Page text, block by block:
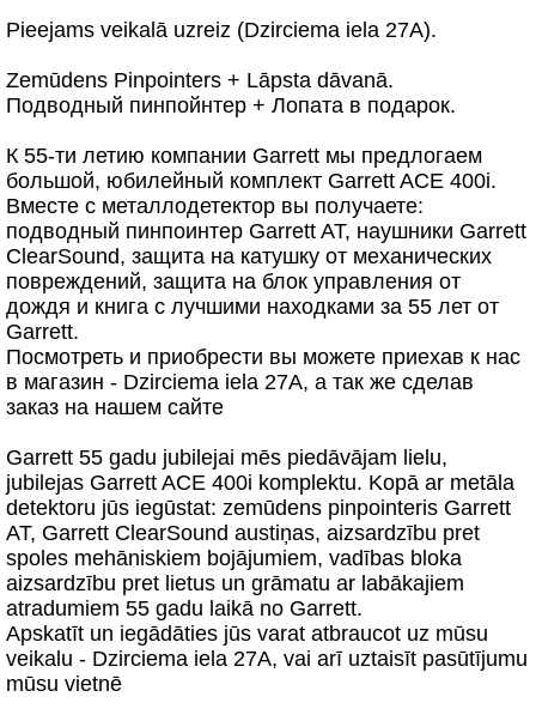
Pieejams veikalā uzreiz (Dzirciema iela 27A).
Zemūdens Pinpointers + Lāpsta dāvanā.
Подводный пинпойнтер + Лопата в подарок.
К 55-ти летию компании Garrett мы предлогаем
большой, юбилейный комплект Garrett ACE 400i.
Вместе с металлодетектор вы получаете:
подводный пинпоинтер Garrett AT, наушники Garrett
ClearSound, защита на катушку от механических
повреждений, защита на блок управления от
дождя и книга с лучшими находками за 55 лет от
Garrett.
Посмотреть и приобрести вы можете приехав к нас
в магазин - Dzirciema iela 27A, а так же сделав
заказ на нашем сайте
Garrett 55 gadu jubilejai mēs piedāvājam lielu,
jubilejas Garrett ACE 400i komplektu. Kopā ar metāla
detektoru jūs iegūstat: zemūdens pinpointeris Garrett
AT, Garrett ClearSound austiņas, aizsardzību pret
spoles mehāniskiem bojājumiem, vadības bloka
aizsardzību pret lietus un grāmatu ar labākajiem
atradumiem 55 gadu laikā no Garrett.
Apskatīt un iegādāties jūs varat atbraucot uz mūsu
veikalu - Dzirciema iela 27A, vai arī uztaisīt pasūtījumu
mūsu vietnē